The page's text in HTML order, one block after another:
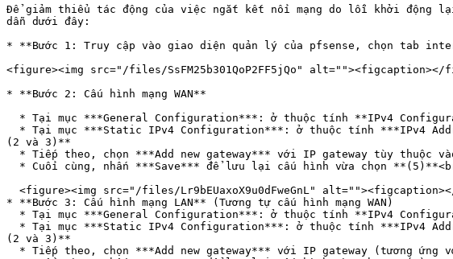
Để giảm thiểu tác động của việc ngắt kết nối mạng do lỗi khởi động
dẫn dưới đây:
* **Bước 1: Truy cập vào giao diện quản lý của pfsense, chọn tab
<figure><img src="/files/SsFM25b301QoP2FF5jQo"
* **Bước 2: Cấu hình mạng WAN**
(2 và 3)**
* **Bước 3: Cấu hình mạng LAN** (Tương tự cấu hình mạng WAN)
(2 và 3)**